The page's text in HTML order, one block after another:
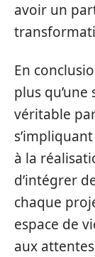
avoir un
En
plus
véritable
à la
d’intégrer
chaque
espace de
aux